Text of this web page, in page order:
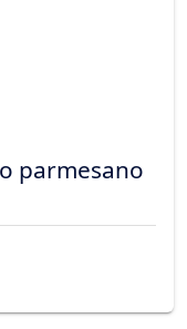
parmesano